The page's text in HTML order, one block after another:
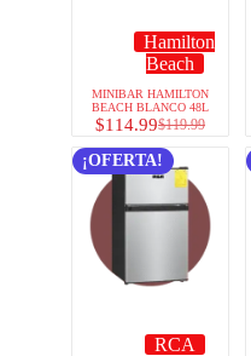
Hamilton
Beach
MINIBAR HAMILTON
BEACH BLANCO 48L
$119.99
$114.99
¡OFERTA!
RCA